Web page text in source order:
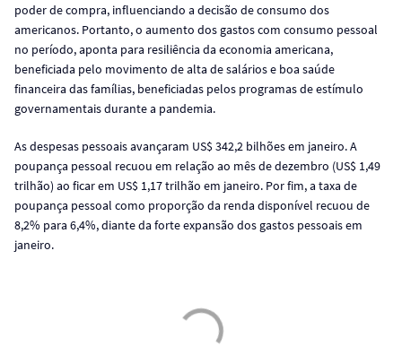
poder de compra, influenciando a decisão de consumo dos
americanos. Portanto, o aumento dos gastos com consumo pessoal
no período, aponta para resiliência da economia americana,
beneficiada pelo movimento de alta de salários e boa saúde
financeira das famílias, beneficiadas pelos programas de estímulo
governamentais durante a pandemia.
As despesas pessoais avançaram US$ 342,2 bilhões em janeiro. A
poupança pessoal recuou em relação ao mês de dezembro (US$ 1,49
trilhão) ao ficar em US$ 1,17 trilhão em janeiro. Por fim, a taxa de
poupança pessoal como proporção da renda disponível recuou de
8,2% para 6,4%, diante da forte expansão dos gastos pessoais em
janeiro.